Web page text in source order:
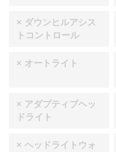
× ダウンヒルアシス
トコントロール
× オートライト
× アダプティブヘッ
ドライト
× ヘッドライトウォ